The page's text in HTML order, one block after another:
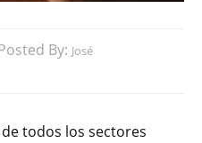
By: José
todos los sectores